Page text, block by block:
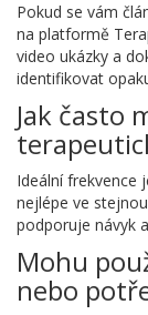
Pokud se vám
na platformě
video ukázky a
identifikovat
Jak často
Ideální frekvence
nejlépe ve
podporuje návyk
Mohu
nebo